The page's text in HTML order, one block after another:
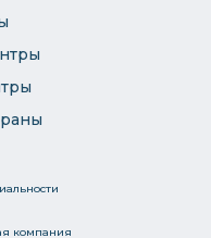
компания